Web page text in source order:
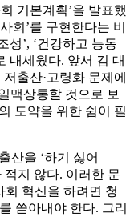
기본계획’을 발표했
회’를 구현한다는 비
성’, ‘건강하고 능동
내세웠다. 앞서 김 대
출산·고령화 문제에
맥상통할 것으로 보
도약을 위한 쉼이 필
산을 ‘하기 싫어
적지 않다. 이러한 문
혁신을 하려면 청
쏟아내야 한다. 그리